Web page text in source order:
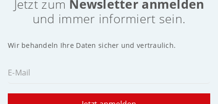
Jetzt zum Newsletter anmelden
und immer informiert sein.
Wir behandeln Ihre Daten sicher und vertraulich.
E-Mail